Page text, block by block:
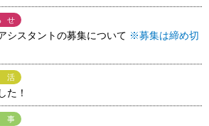
せ
スタントの募集について ※募集は締め切
た！